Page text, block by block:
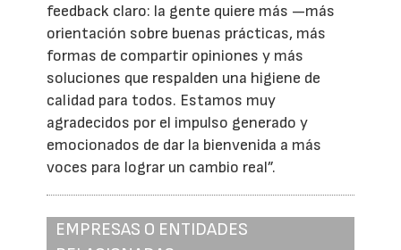
feedback claro: la gente quiere más —más
orientación sobre buenas prácticas, más
formas de compartir opiniones y más
soluciones que respalden una higiene de
calidad para todos. Estamos muy
agradecidos por el impulso generado y
emocionados de dar la bienvenida a más
voces para lograr un cambio real”.
EMPRESAS O ENTIDADES